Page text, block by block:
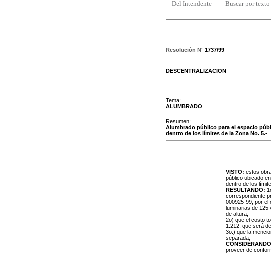
Del Intendente Buscar por texto
Resolución N° 1737/99
DESCENTRALIZACION
Tema:
ALUMBRADO
Resumen:
Alumbrado público para el espacio
dentro de los límites de la Zona No. 5.-
VISTO: estos
público ubicado
dentro de los
RESULTANDO:
correspondiente
000925-99, por el
luminarias de 125
de altura;
2o) que el costo
1.212, que será
3o.) que la
separada;
proveer de